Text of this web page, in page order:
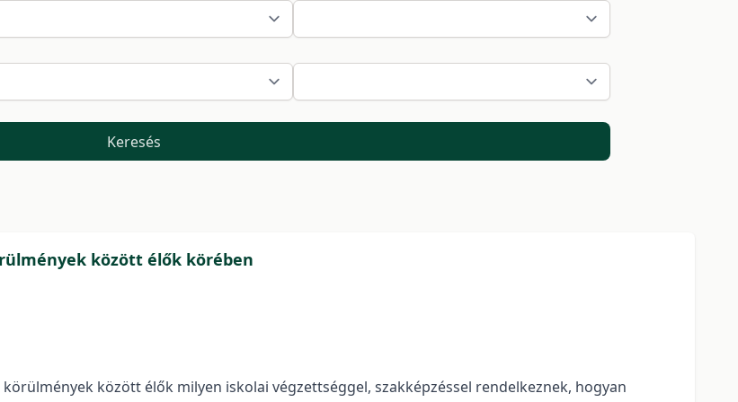
Keresés
között élők körében
között élők milyen iskolai végzettséggel, szakképzéssel rendelkeznek, hogyan